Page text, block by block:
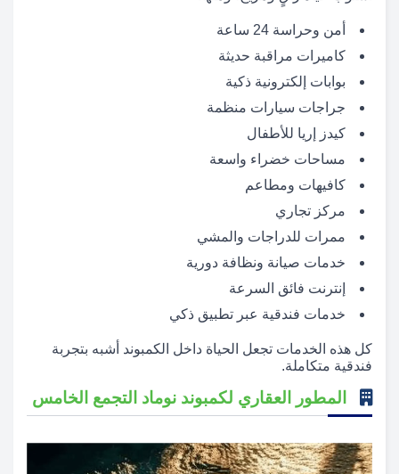
أمن وحراسة 24 ساعة
كاميرات مراقبة حديثة
بوابات إلكترونية ذكية
جراجات سيارات منظمة
كيدز إريا للأطفال
مساحات خضراء واسعة
كافيهات ومطاعم
مركز تجاري
ممرات للدراجات والمشي
خدمات صيانة ونظافة دورية
إنترنت فائق السرعة
خدمات فندقية عبر تطبيق ذكي
كل هذه الخدمات تجعل الحياة داخل الكمبوند أشبه بتجربة
فندقية متكاملة.
المطور العقاري لكمبوند نوماد التجمع الخامس